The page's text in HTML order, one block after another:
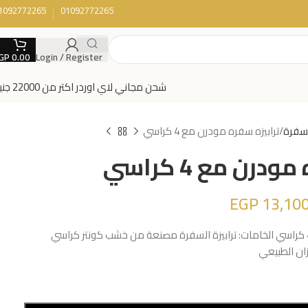
01092772265
Login / Register
0.00
شحن مجاني لاي اوردر اكتر من 22000 جنية
سفرة ترابيزه سفره مودرن مع 4 كراسي
مع 4 كراسي
EGP
المكونات: ترابيزة سفرة عدد 4 كراسي الخامات: ترابيزة السفرة مصنعة من خشب كونتر كراسي
الطبيعي